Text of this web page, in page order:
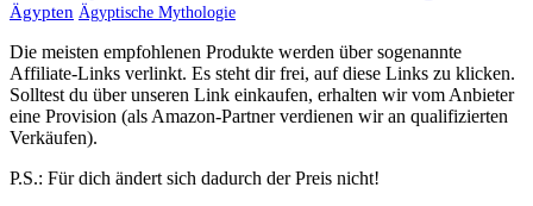
Ägypten Ägyptische Mythologie
Die meisten empfohlenen Produkte werden über sogenannte
Affiliate-Links verlinkt. Es steht dir frei, auf diese Links zu klicken.
Solltest du über unseren Link einkaufen, erhalten wir vom Anbieter
eine Provision (als Amazon-Partner verdienen wir an qualifizierten
Verkäufen).
P.S.: Für dich ändert sich dadurch der Preis nicht!